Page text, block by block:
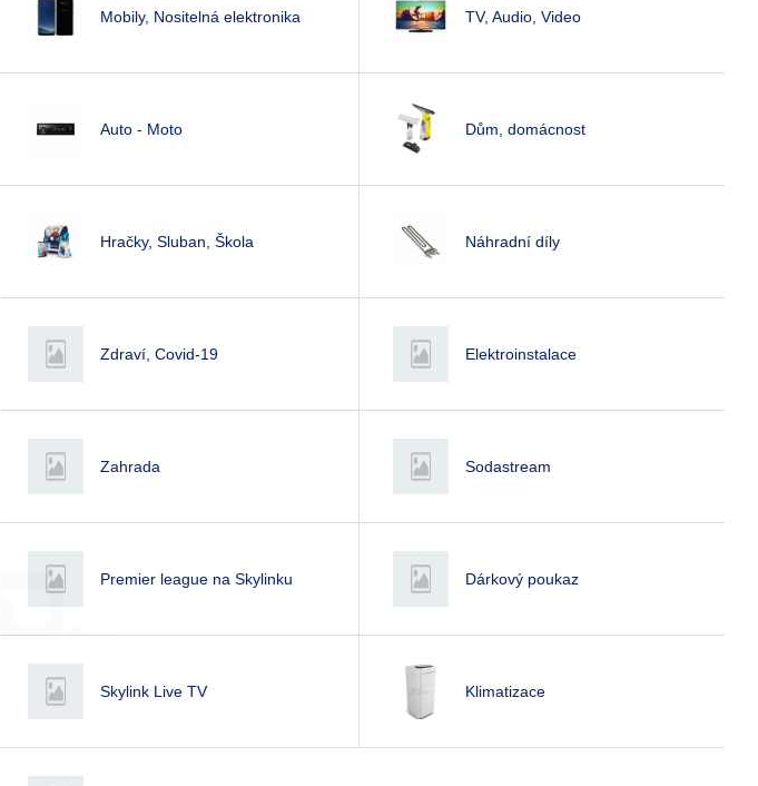
Mobily, Nositelná elektronika TV, Audio, Video
Auto - Moto Dům, domácnost
Hračky, Sluban, Škola Náhradní díly
Zdraví, Covid-19 Elektroinstalace
Zahrada Sodastream
Premier league na Skylinku Dárkový poukaz
Skylink Live TV Klimatizace